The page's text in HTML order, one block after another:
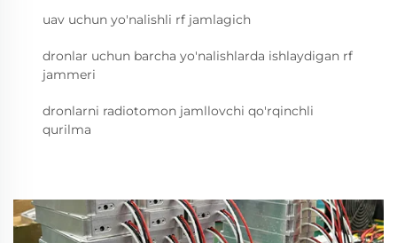
uav uchun yo'nalishli rf jamlagich
dronlar uchun barcha yo'nalishlarda ishlaydigan rf
jammeri
dronlarni radiotomon jamllovchi qo'rqinchli
qurilma